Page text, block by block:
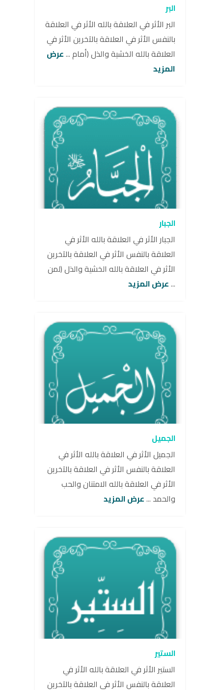
البر
البر الأثر في العلاقة بالله الأثر في العلاقة
بالنفس الأثر في العلاقة بالآخرين الأثر في
العلاقة بالله الخشية والذل (أمام ...عرض
المزيد
الجبار
الجبار الأثر في العلاقة بالله الأثر في
العلاقة بالنفس الأثر في العلاقة بالآخرين
الأثر في العلاقة بالله الخشية والذل (لمن
...عرض المزيد
الجميل
الجميل الأثر في العلاقة بالله الأثر في
العلاقة بالنفس الأثر في العلاقة بالآخرين
الأثر في العلاقة بالله الامتنان والحب
والحمد ...عرض المزيد
الستير
الستير الأثر في العلاقة بالله الأثر في
العلاقة بالنفس الأثر في العلاقة بالآخرين